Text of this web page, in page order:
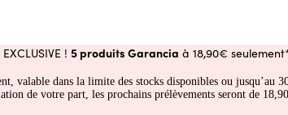
! 5 produits Garancia à 18,90€
valable dans la limite des stocks disponibles ou jusqu’au
de votre part, les prochains prélèvements seront de